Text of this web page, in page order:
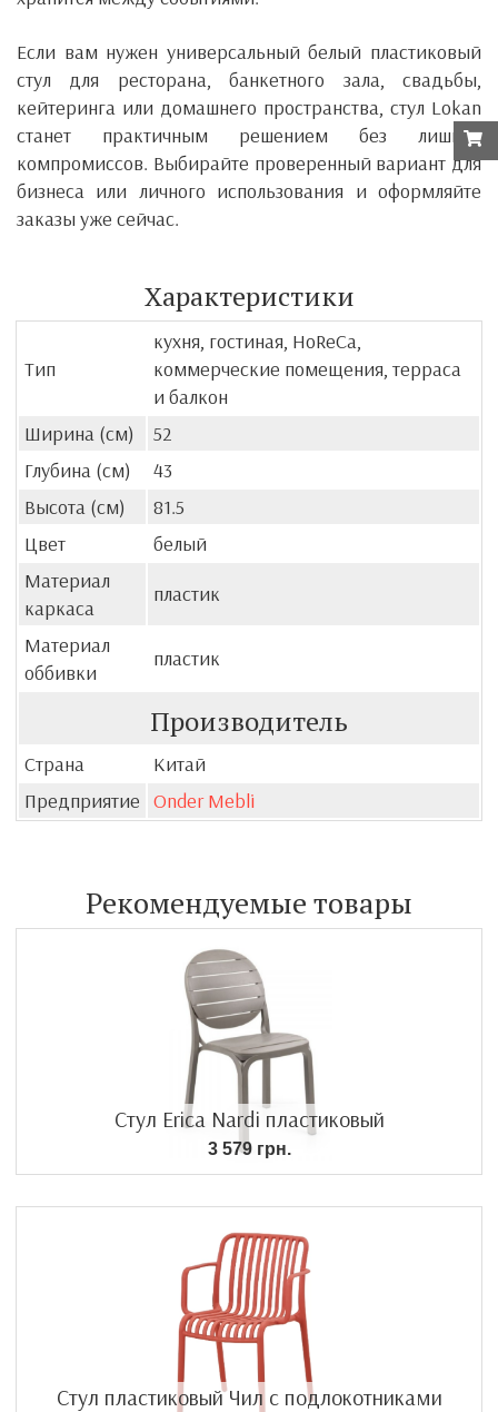
Если вам нужен универсальный белый пластиковый
стул для ресторана, банкетного зала, свадьбы,
кейтеринга или домашнего пространства, стул Lokan
станет практичным решением без лишних
компромиссов. Выбирайте проверенный вариант для
бизнеса или личного использования и оформляйте
заказы уже сейчас.
Характеристики
Тип
кухня, гостиная, HoReCa,
коммерческие помещения, терраса
и балкон
Ширина (см)
52
Глубина (см)
43
Высота (см)
81.5
Цвет
белый
Материал
каркаса
пластик
Материал
оббивки
пластик
Производитель
Страна
Китай
Предприятие Onder Mebli
Рекомендуемые товары
Стул Erica Nardi пластиковый
3 579 грн.
Стул пластиковый Чил с подлокотниками